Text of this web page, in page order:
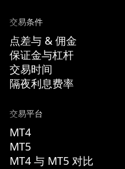
交易条件
点差与 & 佣金
保证金与杠杆
交易时间
隔夜利息费率
交易平台
MT4
MT5
MT4 与 MT5 对比